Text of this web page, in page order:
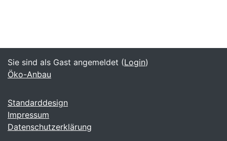
Sie sind als Gast angemeldet (Login)
Öko-Anbau
Standarddesign
Impressum
Datenschutzerklärung